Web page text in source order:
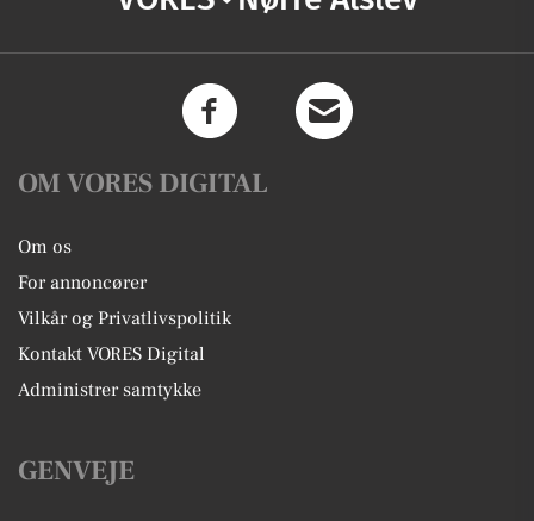
OM VORES DIGITAL
Om os
For annoncører
Vilkår og Privatlivspolitik
Kontakt VORES Digital
Administrer samtykke
GENVEJE